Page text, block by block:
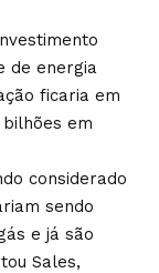
de energia
ficaria em
em
considerado
sendo
e já são
Sales,